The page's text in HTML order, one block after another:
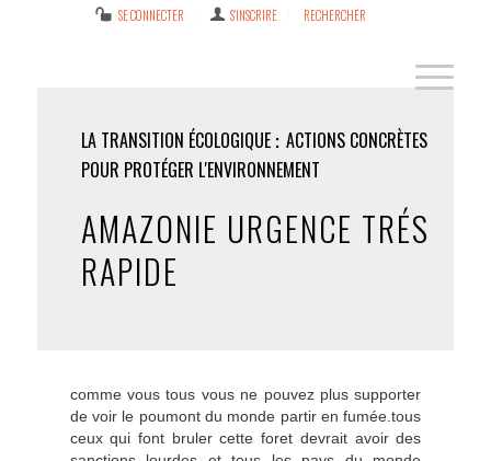
SE CONNECTER S’INSCRIRE RECHERCHER
LA TRANSITION ÉCOLOGIQUE
ACTIONS CONCRÈTES
POUR PROTÉGER L'ENVIRONNEMENT
AMAZONIE URGENCE TRÉS
RAPIDE
comme vous tous vous ne pouvez plus supporter
de voir le poumont du monde partir en fumée.tous
ceux qui font bruler cette foret devrait avoir des